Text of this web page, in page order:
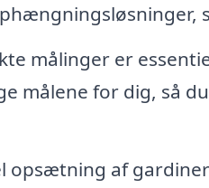
målinger er
målene for dig, så
opsætning af